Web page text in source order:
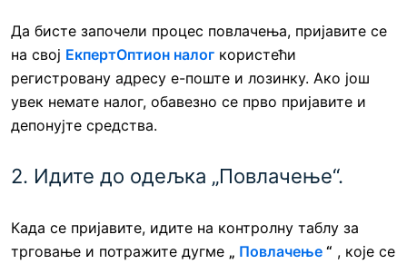
Да бисте започели процес повлачења, пријавите се
на свој ЕкпертОптион налог користећи
регистровану адресу е-поште и лозинку. Ако још
увек немате налог, обавезно се прво пријавите и
депонујте средства.
2. Идите до одељка „Повлачење“.
Када се пријавите, идите на контролну таблу за
трговање и потражите дугме „ Повлачење “ , које се